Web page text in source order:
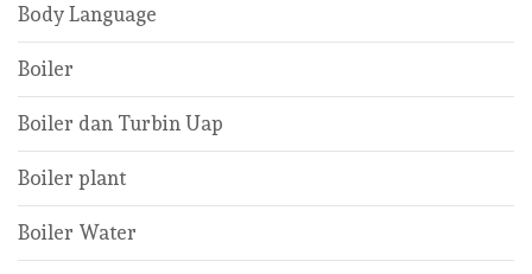
Body Language
Boiler
Boiler dan Turbin Uap
Boiler plant
Boiler Water